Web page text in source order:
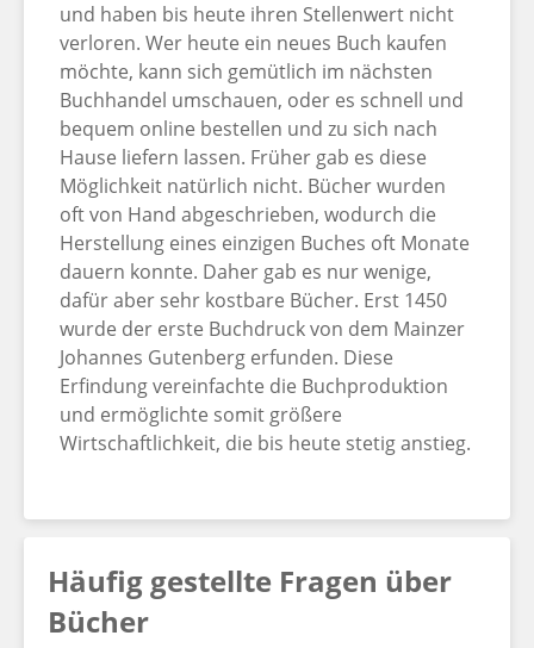
und haben bis heute ihren Stellenwert nicht
verloren. Wer heute ein neues Buch kaufen
möchte, kann sich gemütlich im nächsten
Buchhandel umschauen, oder es schnell und
bequem online bestellen und zu sich nach
Hause liefern lassen. Früher gab es diese
Möglichkeit natürlich nicht. Bücher wurden
oft von Hand abgeschrieben, wodurch die
Herstellung eines einzigen Buches oft Monate
dauern konnte. Daher gab es nur wenige,
dafür aber sehr kostbare Bücher. Erst 1450
wurde der erste Buchdruck von dem Mainzer
Johannes Gutenberg erfunden. Diese
Erfindung vereinfachte die Buchproduktion
und ermöglichte somit größere
Wirtschaftlichkeit, die bis heute stetig anstieg.
Häufig gestellte Fragen über
Bücher